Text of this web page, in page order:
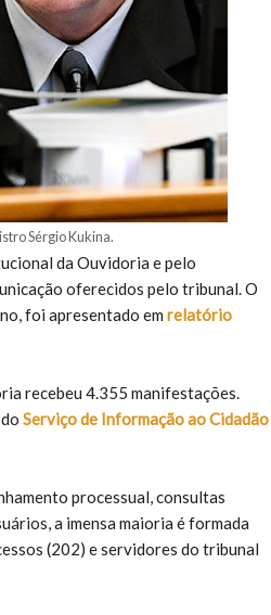
Sérgio Kukina.
da Ouvidoria e pelo
oferecidos pelo tribunal. O
foi apresentado em relatório
recebeu 4.355 manifestações.
Serviço de Informação ao Cidadão
processual, consultas
a imensa maioria é formada
(202) e servidores do tribunal